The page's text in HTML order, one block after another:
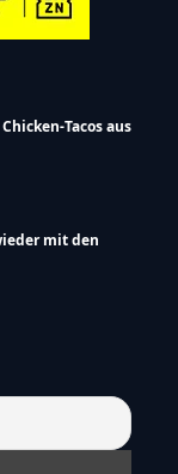
Tacos aus
mit den